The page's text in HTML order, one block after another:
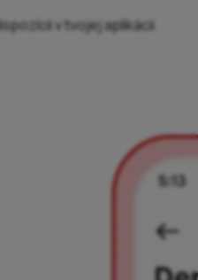
v tvojej aplikácii